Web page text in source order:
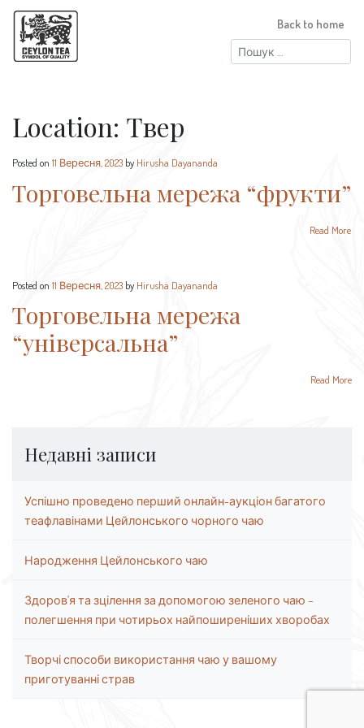
Пошук:
Back to home
Location: Твер
Posted on 11 Вересня, 2023 byHirusha Dayananda
Торговельна мережа “фрукти”
Read More
Posted on 11 Вересня, 2023 by Hirusha Dayananda
Торговельна мережа
“універсальна”
Read More
Недавні записи
Успішно проведено перший онлайн-аукціон багатого
теафлавінами Цейлонського чорного чаю
Народження Цейлонського чаю
Здоров’я та зцілення за допомогою зеленого чаю –
полегшення при чотирьох найпоширеніших хворобах
Творчі способи використання чаю у вашому
приготуванні страв